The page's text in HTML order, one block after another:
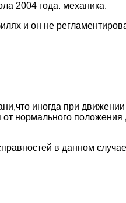
2004 года. механика.
и он не
иногда при
от нормального
в данном